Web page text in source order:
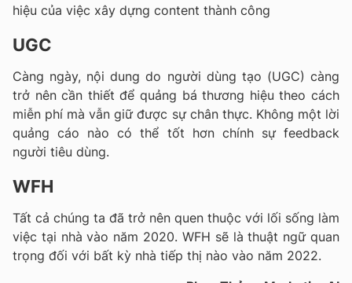
hiệu của việc xây dựng content thành công
UGC
Càng ngày, nội dung do người dùng tạo (UGC) càng
trở nên cần thiết để quảng bá thương hiệu theo cách
miễn phí mà vẫn giữ được sự chân thực. Không một lời
quảng cáo nào có thể tốt hơn chính sự feedback
người tiêu dùng.
WFH
Tất cả chúng ta đã trở nên quen thuộc với lối sống làm
việc tại nhà vào năm 2020. WFH sẽ là thuật ngữ quan
trọng đối với bất kỳ nhà tiếp thị nào vào năm 2022.